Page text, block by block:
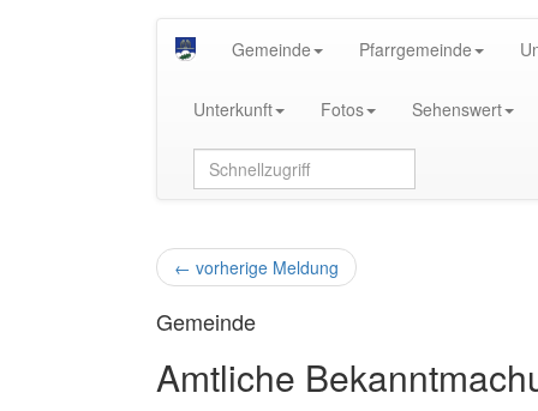
Gemeinde Pfarrgemeinde
Unterkunft Fotos Sehenswert
← vorherige Meldung
Gemeinde
Amtliche